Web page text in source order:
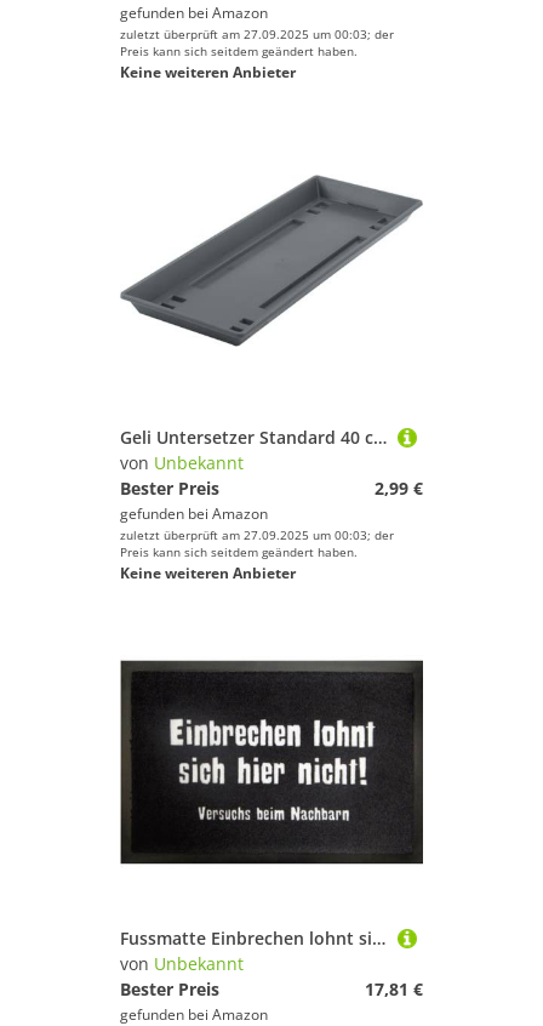
gefunden bei Amazon
zuletzt überprüft am 27.09.2025 um 00:03; der
Preis kann sich seitdem geändert haben.
Keine weiteren Anbieter
Geli Untersetzer Standard 40 cm anthrazit Untersetzer
von Unbekannt
Bester Preis
2,99 €
gefunden bei Amazon
zuletzt überprüft am 27.09.2025 um 00:03; der
Preis kann sich seitdem geändert haben.
Keine weiteren Anbieter
Fussmatte Einbrechen lohnt sich hier nicht ! Fußmatte Schmutzmatte Türabstreifer Türmatte Fußabstreifer 60 x 40 cm
von Unbekannt
Bester Preis
17,81 €
gefunden bei Amazon